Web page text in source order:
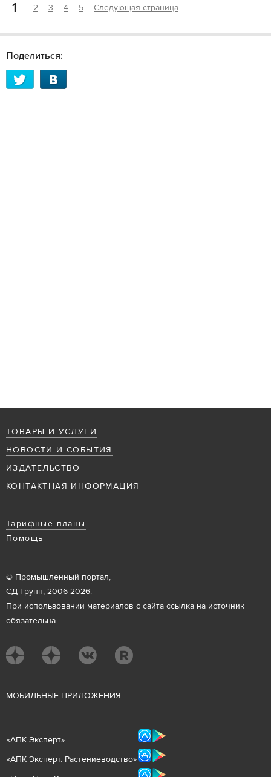
1 2 3 4 5 Следующая страница
Поделиться:
ТОВАРЫ И УСЛУГИ
НОВОСТИ И СОБЫТИЯ
ИЗДАТЕЛЬСТВО
КОНТАКТНАЯ ИНФОРМАЦИЯ
Тарифные планы
Помощь
© Промышленный портал,
СД Групп, 2006-2026.
При использовании материалов с сайта ссылка на источник
обязательна.
МОБИЛЬНЫЕ ПРИЛОЖЕНИЯ
«АПК Эксперт»
«АПК Эксперт. Растениеводство»